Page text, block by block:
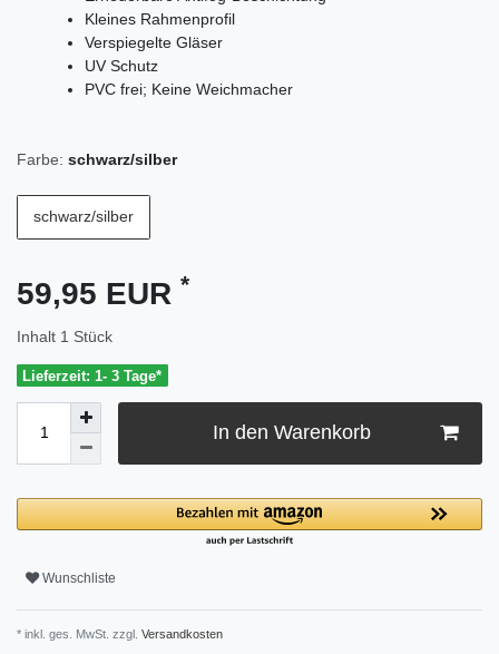
Kleines Rahmenprofil
Verspiegelte Gläser
UV Schutz
PVC frei; Keine Weichmacher
Farbe: schwarz/silber
schwarz/silber
59,95 EUR *
Inhalt 1 Stück
Lieferzeit: 1- 3 Tage*
In den Warenkorb
Wunschliste
* inkl. ges. MwSt. zzgl. Versandkosten